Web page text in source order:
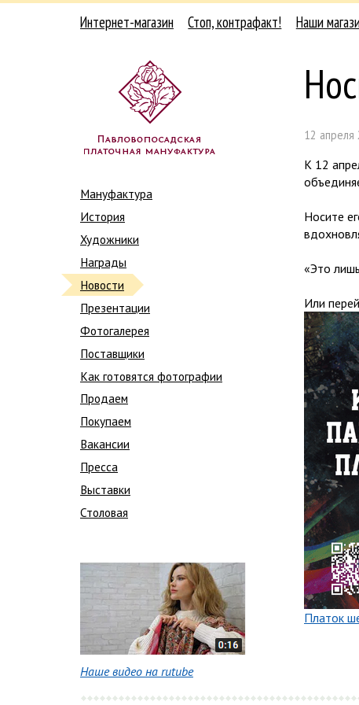
Интернет-магазин Стоп, контрафакт! Наши
Мануфактура
История
Художники
Награды
Новости
Презентации
Фотогалерея
Поставщики
Как готовятся фотографии
Продаем
Покупаем
Вакансии
Пресса
Выставки
Столовая
Наше видео на rutube
12 апреля
К 12
Носите
«Это
Или
Платок